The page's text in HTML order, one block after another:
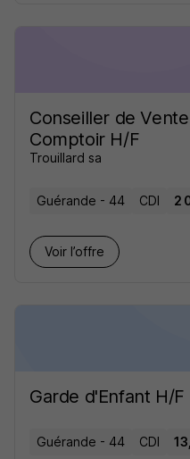
Conseiller de
Comptoir H/F
Trouillard sa
Guérande - 44 CDI 2
Voir l’offre
Garde d'Enfant H/F
Guérande - 44 CDI